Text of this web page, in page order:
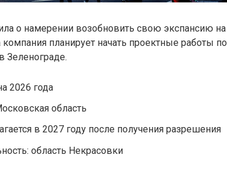
о намерении возобновить свою экспансию на
планирует начать проектные работы по
Зеленограде.
2026 года
область
в 2027 году после получения разрешения
область Некрасовки